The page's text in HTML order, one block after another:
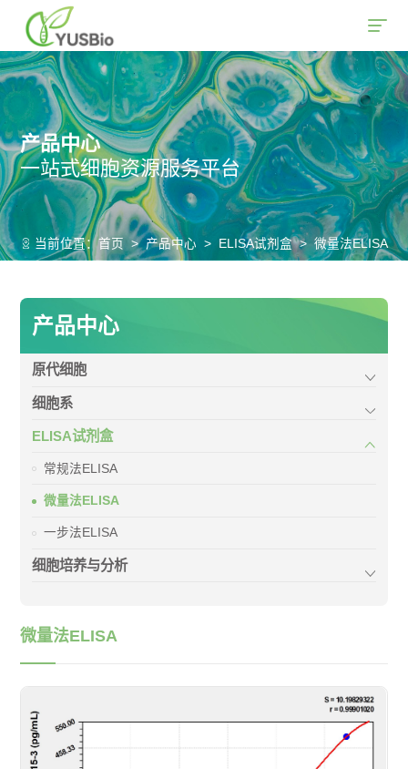
产品中心
一站式细胞资源服务平台
当前位置：首页 > 产品中心 > ELISA试剂盒 > 微量法ELISA
产品中心
原代细胞
细胞系
ELISA试剂盒
常规法ELISA
微量法ELISA
一步法ELISA
细胞培养与分析
微量法ELISA